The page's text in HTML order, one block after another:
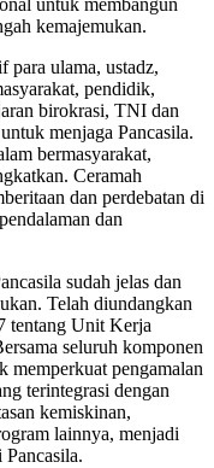
kemajemukan.
para ulama, ustadz,
pendidik,
birokrasi, TNI dan
menjaga Pancasila.
bermasyarakat,
Ceramah
dan perdebatan di
dan
sudah jelas dan
Telah diundangkan
tentang Unit Kerja
seluruh komponen
memperkuat pengamalan
terintegrasi dengan
kemiskinan,
lainnya, menjadi